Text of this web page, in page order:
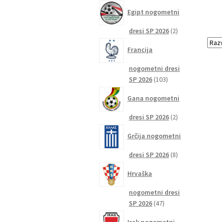
Egipt nogometni
dresi SP 2026 22
Francija
nogometni dresi
SP 2026 103103
Gana nogometni
dresi SP 2026 22
Grčija nogometni
dresi SP 2026 88
Hrvaška
nogometni dresi
SP 2026 4747